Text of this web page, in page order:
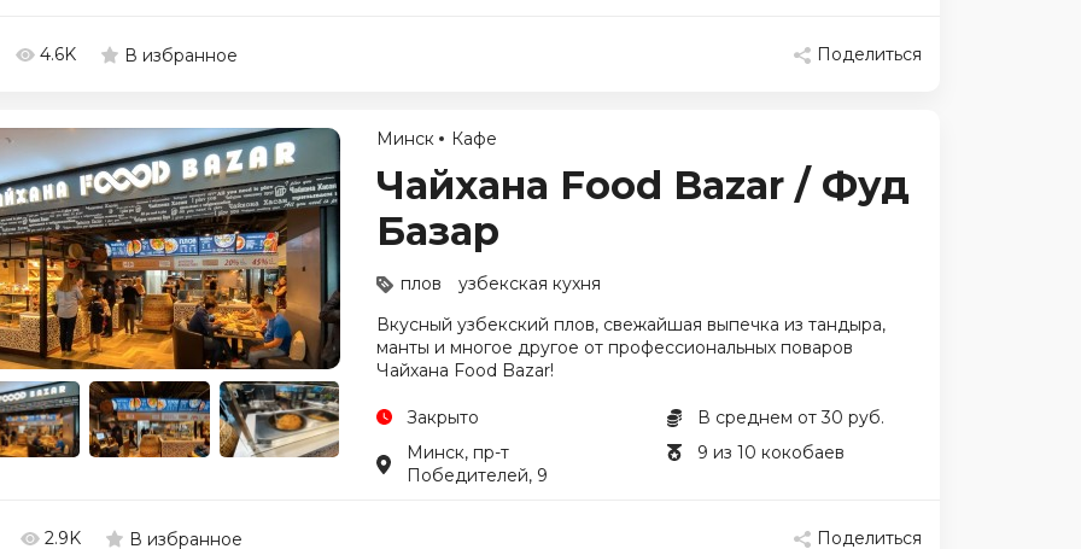
4.6K В избранное Поделиться
Минск Кафе
Чайхана Food Bazar / Фуд
Базар
плов
узбекская кухня
Вкусный узбекский плов, свежайшая выпечка из тандыра,
манты и многое другое от профессиональных поваров
Чайхана Food Bazar!
Закрыто
В среднем от 30 руб.
Минск, пр-т
Победителей, 9
9 из 10 кокобаев
2.9K В избранное Поделиться